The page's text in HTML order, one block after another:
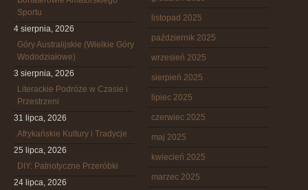
Sportu
4 sierpnia, 2026
Góry Australijskie (Wielkie Góry
Wododziałowe)
3 sierpnia, 2026
Literackie Podróże w Czasie i
Przestrzeni
31 lipca, 2026
Afrykańskie Kultury i Tradycje
25 lipca, 2026
DIY: Patriotyczne Przeróbki
24 lipca, 2026
listopad 2025
październik 2025
wrzesień 2025
sierpień 2025
lipiec 2025
czerwiec 2025
maj 2025
kwiecień 2025
marzec 2025